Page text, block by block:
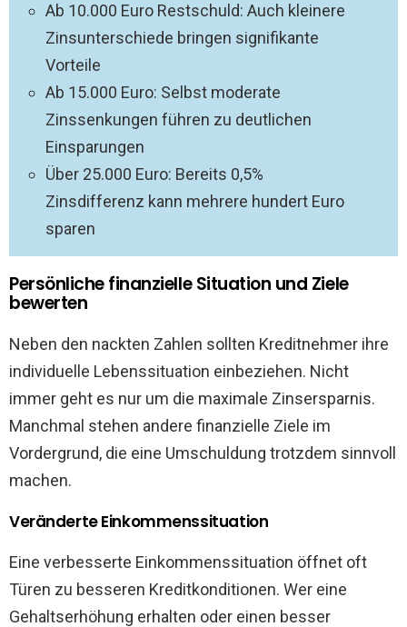
Ab 10.000 Euro Restschuld: Auch kleinere
Zinsunterschiede bringen signifikante
Vorteile
Ab 15.000 Euro: Selbst moderate
Zinssenkungen führen zu deutlichen
Einsparungen
Über 25.000 Euro: Bereits 0,5%
Zinsdifferenz kann mehrere hundert Euro
sparen
Persönliche finanzielle Situation und Ziele
bewerten
Neben den nackten Zahlen sollten Kreditnehmer ihre
individuelle Lebenssituation einbeziehen. Nicht
immer geht es nur um die maximale Zinsersparnis.
Manchmal stehen andere finanzielle Ziele im
Vordergrund, die eine Umschuldung trotzdem sinnvoll
machen.
Veränderte Einkommenssituation
Eine verbesserte Einkommenssituation öffnet oft
Türen zu besseren Kreditkonditionen. Wer eine
Gehaltserhöhung erhalten oder einen besser